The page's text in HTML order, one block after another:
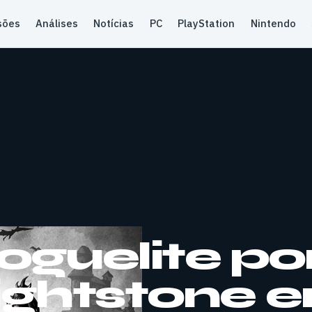
Análises Notícias PC PlayStation Nintendo